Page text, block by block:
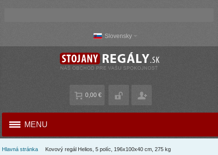
Slovensky
0,00 €
MENU
Hlavná stránka Kovový regál Helios, 5 políc, 196x100x40 cm, 275 kg